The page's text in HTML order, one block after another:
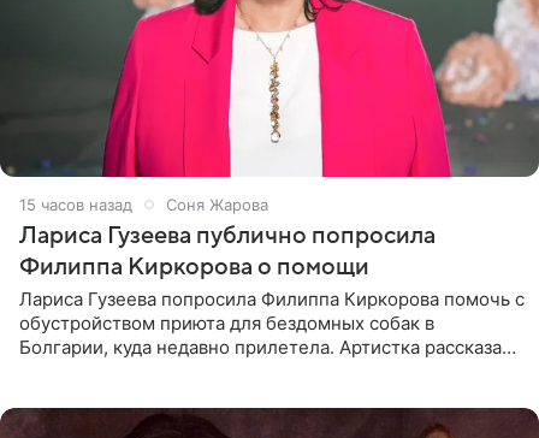
15 часов назад Соня Жарова
Лариса Гузеева публично попросила
Филиппа Киркорова о помощи
Лариса Гузеева попросила Филиппа Киркорова помочь с
обустройством приюта для бездомных собак в
Болгарии, куда недавно прилетела. Артистка рассказала